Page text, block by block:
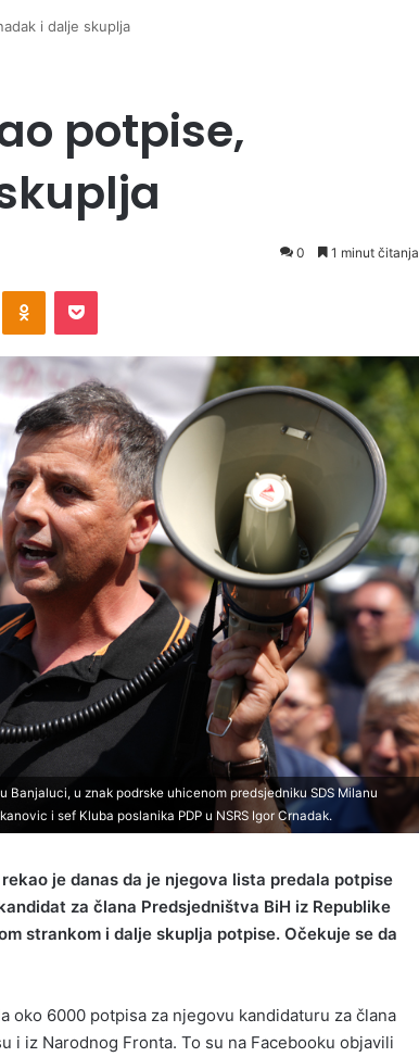
i dalje skuplja
potpise,
0 1 minut čitanja
Banjaluci, u znak podrske uhicenom predsjedniku SDS Milanu
i sef Kluba poslanika PDP u NSRS Igor Crnadak.
je danas da je njegova lista predala potpise
za člana Predsjedništva BiH iz Republike
strankom i dalje skuplja potpise. Očekuje se da
oko 6000 potpisa za njegovu kandidaturu za člana
i iz Narodnog Fronta. To su na Facebooku objavili